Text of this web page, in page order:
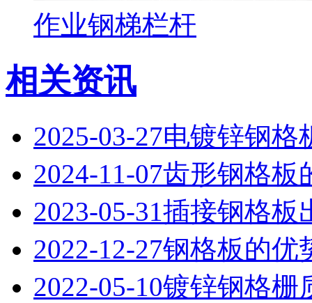
作业钢梯栏杆
相关资讯
2025-03-27电镀锌钢格
2024-11-07齿形钢格板
2023-05-31插接钢格板
2022-12-27钢格板的优
2022-05-10镀锌钢格栅